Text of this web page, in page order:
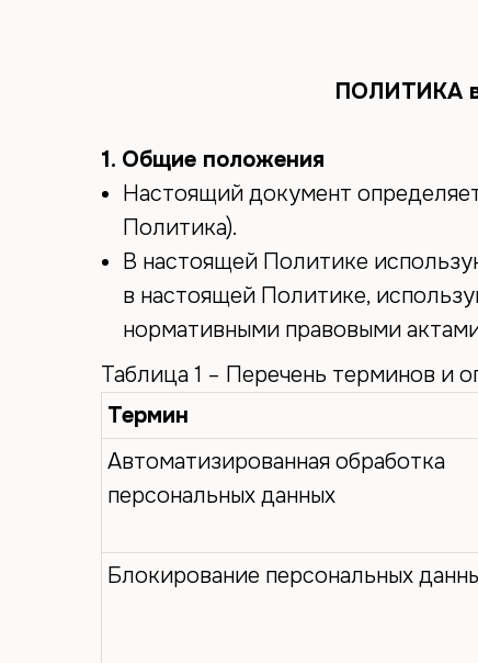
ПОЛИТИКА в
1. Общие положения
Настоящий документ
Политика).
В настоящей Политике
в настоящей Политике,
нормативными правовыми
Таблица 1 – Перечень терминов и
Термин
Автоматизированная обработка
персональных данных
Блокирование персональных